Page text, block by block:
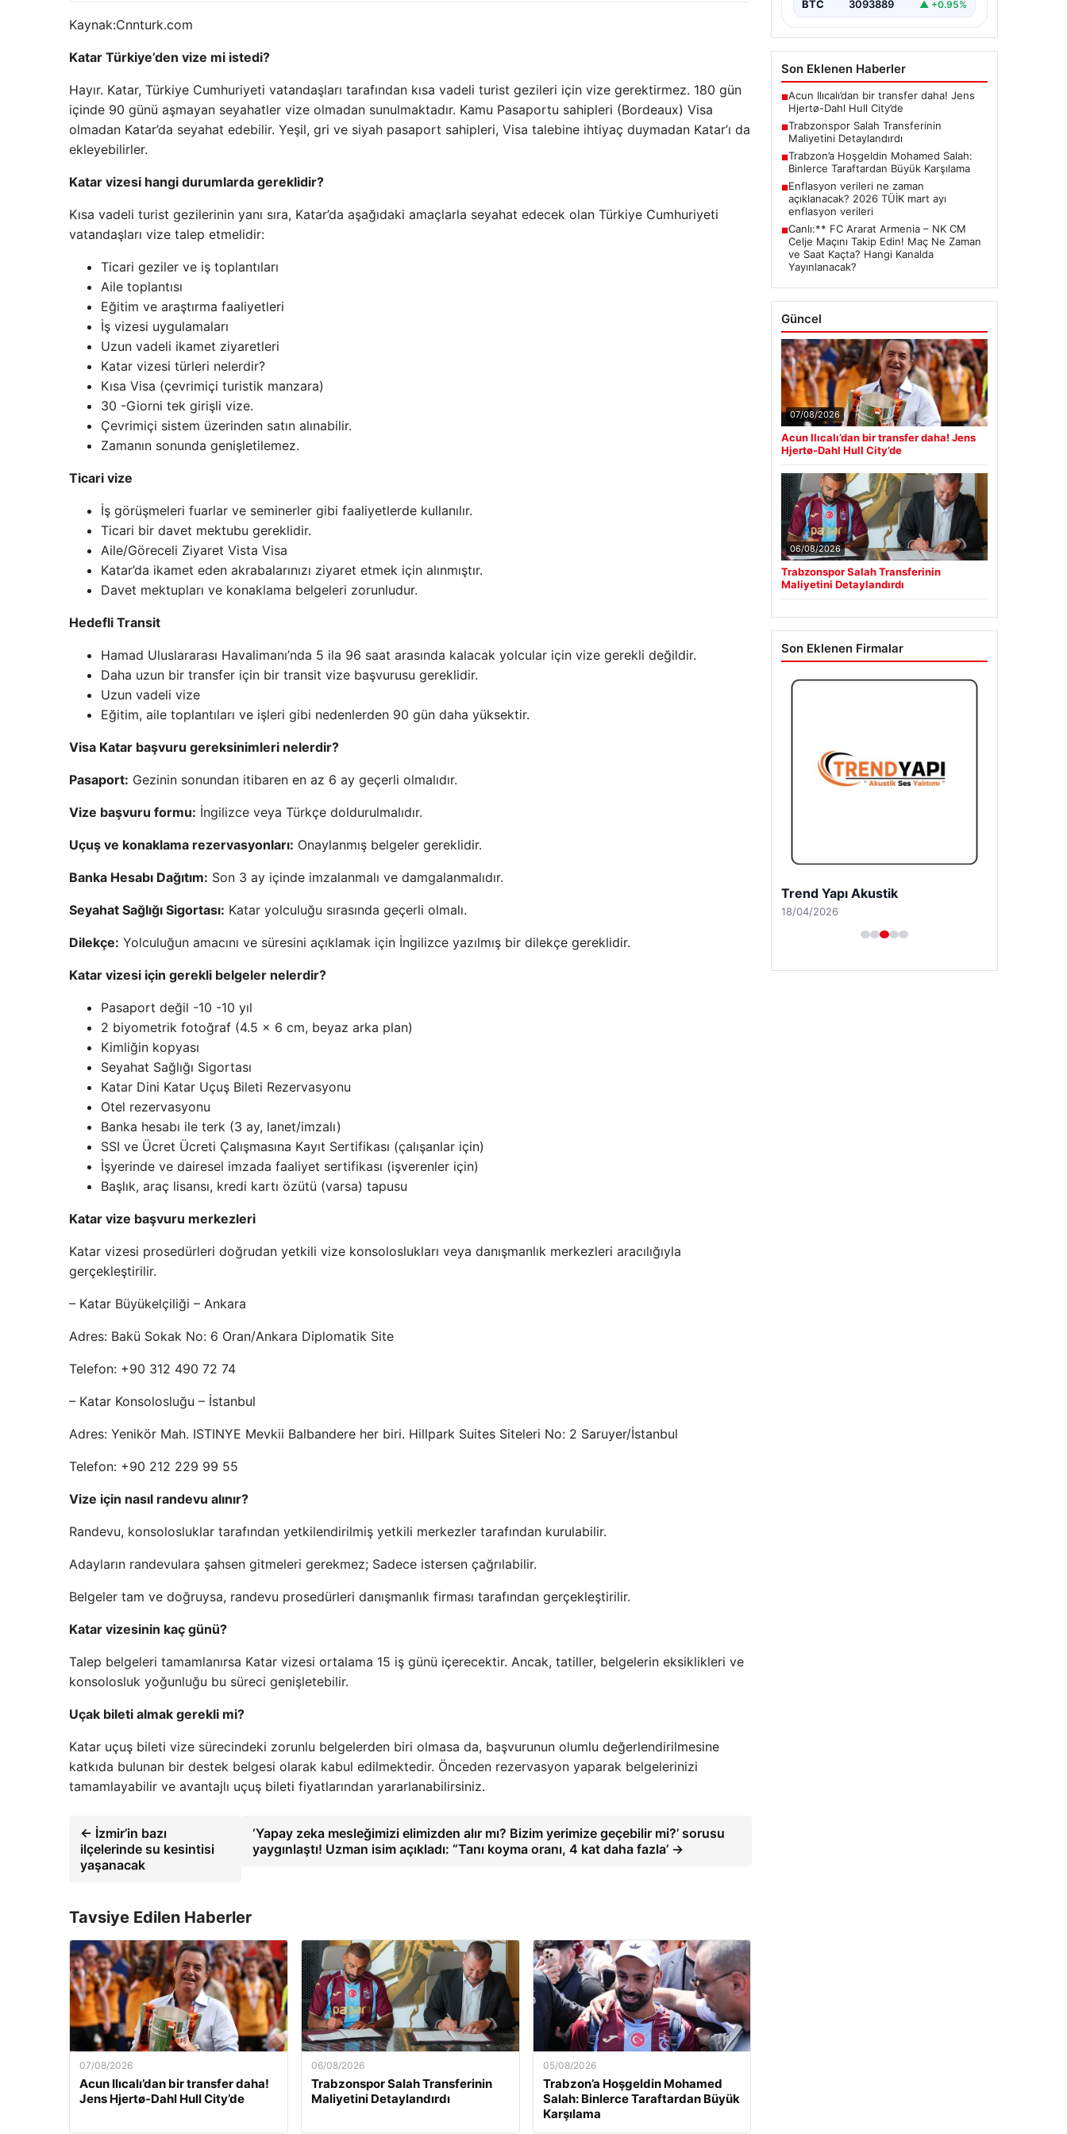
Kaynak:Cnnturk.com
Katar Türkiye’den vize mi istedi?
Hayır. Katar, Türkiye Cumhuriyeti vatandaşları tarafından kısa vadeli turist gezileri için vize gerektirmez. 180 gün
içinde 90 günü aşmayan seyahatler vize olmadan sunulmaktadır. Kamu Pasaportu sahipleri (Bordeaux) Visa
olmadan Katar’da seyahat edebilir. Yeşil, gri ve siyah pasaport sahipleri, Visa talebine ihtiyaç duymadan Katar’ı da
ekleyebilirler.
Katar vizesi hangi durumlarda gereklidir?
Kısa vadeli turist gezilerinin yanı sıra, Katar’da aşağıdaki amaçlarla seyahat edecek olan Türkiye Cumhuriyeti
vatandaşları vize talep etmelidir:
Ticari geziler ve iş toplantıları
Aile toplantısı
Eğitim ve araştırma faaliyetleri
İş vizesi uygulamaları
Uzun vadeli ikamet ziyaretleri
Katar vizesi türleri nelerdir?
Kısa Visa (çevrimiçi turistik manzara)
30 -Giorni tek girişli vize.
Çevrimiçi sistem üzerinden satın alınabilir.
Zamanın sonunda genişletilemez.
Ticari vize
İş görüşmeleri fuarlar ve seminerler gibi faaliyetlerde kullanılır.
Ticari bir davet mektubu gereklidir.
Aile/Göreceli Ziyaret Vista Visa
Katar’da ikamet eden akrabalarınızı ziyaret etmek için alınmıştır.
Davet mektupları ve konaklama belgeleri zorunludur.
Hedefli Transit
Hamad Uluslararası Havalimanı’nda 5 ila 96 saat arasında kalacak yolcular için vize gerekli değildir.
Daha uzun bir transfer için bir transit vize başvurusu gereklidir.
Uzun vadeli vize
Eğitim, aile toplantıları ve işleri gibi nedenlerden 90 gün daha yüksektir.
Visa Katar başvuru gereksinimleri nelerdir?
Pasaport: Gezinin sonundan itibaren en az 6 ay geçerli olmalıdır.
Vize başvuru formu: İngilizce veya Türkçe doldurulmalıdır.
Uçuş ve konaklama rezervasyonları: Onaylanmış belgeler gereklidir.
Banka Hesabı Dağıtım: Son 3 ay içinde imzalanmalı ve damgalanmalıdır.
Seyahat Sağlığı Sigortası: Katar yolculuğu sırasında geçerli olmalı.
Dilekçe: Yolculuğun amacını ve süresini açıklamak için İngilizce yazılmış bir dilekçe gereklidir.
Katar vizesi için gerekli belgeler nelerdir?
Pasaport değil -10 -10 yıl
2 biyometrik fotoğraf (4.5 x 6 cm, beyaz arka plan)
Kimliğin kopyası
Seyahat Sağlığı Sigortası
Katar Dini Katar Uçuş Bileti Rezervasyonu
Otel rezervasyonu
Banka hesabı ile terk (3 ay, lanet/imzalı)
SSI ve Ücret Ücreti Çalışmasına Kayıt Sertifikası (çalışanlar için)
İşyerinde ve dairesel imzada faaliyet sertifikası (işverenler için)
Başlık, araç lisansı, kredi kartı özütü (varsa) tapusu
Katar vize başvuru merkezleri
Katar vizesi prosedürleri doğrudan yetkili vize konsoloslukları veya danışmanlık merkezleri aracılığıyla
gerçekleştirilir.
– Katar Büyükelçiliği – Ankara
Adres: Bakü Sokak No: 6 Oran/Ankara Diplomatik Site
Telefon: +90 312 490 72 74
– Katar Konsolosluğu – İstanbul
Adres: Yenikör Mah. ISTINYE Mevkii Balbandere her biri. Hillpark Suites Siteleri No: 2 Saruyer/İstanbul
Telefon: +90 212 229 99 55
Vize için nasıl randevu alınır?
Randevu, konsolosluklar tarafından yetkilendirilmiş yetkili merkezler tarafından kurulabilir.
Adayların randevulara şahsen gitmeleri gerekmez; Sadece istersen çağrılabilir.
Belgeler tam ve doğruysa, randevu prosedürleri danışmanlık firması tarafından gerçekleştirilir.
Katar vizesinin kaç günü?
Talep belgeleri tamamlanırsa Katar vizesi ortalama 15 iş günü içerecektir. Ancak, tatiller, belgelerin eksiklikleri ve
konsolosluk yoğunluğu bu süreci genişletebilir.
Uçak bileti almak gerekli mi?
Katar uçuş bileti vize sürecindeki zorunlu belgelerden biri olmasa da, başvurunun olumlu değerlendirilmesine
katkıda bulunan bir destek belgesi olarak kabul edilmektedir. Önceden rezervasyon yaparak belgelerinizi
tamamlayabilir ve avantajlı uçuş bileti fiyatlarından yararlanabilirsiniz.
← İzmir’in bazı
ilçelerinde su kesintisi
yaşanacak
‘Yapay zeka mesleğimizi elimizden alır mı? Bizim yerimize geçebilir mi?’ sorusu
yaygınlaştı! Uzman isim açıkladı: “Tanı koyma oranı, 4 kat daha fazla’ →
Tavsiye Edilen Haberler
07/08/2026
Acun Ilıcalı’dan bir transfer daha!
Jens Hjertø-Dahl Hull City’de
06/08/2026
Trabzonspor Salah Transferinin
Maliyetini Detaylandırdı
05/08/2026
Trabzon’a Hoşgeldin Mohamed
Salah: Binlerce Taraftardan Büyük
Karşılama
BTC 3093889 ▲ +0.95%
Son Eklenen Haberler
■Acun Ilıcalı’dan bir transfer daha! Jens
Hjertø-Dahl Hull City’de
■Trabzonspor Salah Transferinin
Maliyetini Detaylandırdı
■Trabzon’a Hoşgeldin Mohamed Salah:
Binlerce Taraftardan Büyük Karşılama
■Enflasyon verileri ne zaman
açıklanacak? 2026 TÜİK mart ayı
enflasyon verileri
■Canlı:** FC Ararat Armenia – NK CM
Celje Maçını Takip Edin! Maç Ne Zaman
ve Saat Kaçta? Hangi Kanalda
Yayınlanacak?
Güncel
07/08/2026
Acun Ilıcalı’dan bir transfer daha! Jens
Hjertø-Dahl Hull City’de
06/08/2026
Trabzonspor Salah Transferinin
Maliyetini Detaylandırdı
Son Eklenen Firmalar
Trend Yapı Akustik
18/04/2026